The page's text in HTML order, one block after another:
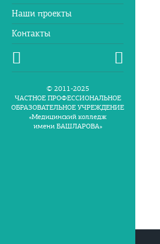
Наши проекты
Контакты
© 2011-2025
ЧАСТНОЕ ПРОФЕССИОНАЛЬНОЕ
ОБРАЗОВАТЕЛЬНОЕ УЧРЕЖДЕНИЕ
«Медицинский колледж
имени БАШЛАРОВА»